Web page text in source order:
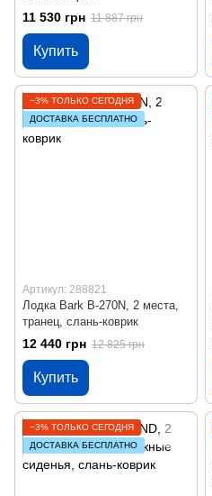
11 530 грн 11 887 грн
Купить
−3% ТОЛЬКО СЕГОДНЯ
ДОСТАВКА БЕСПЛАТНО
Артикул: 288821
Лодка Bark B-270N, 2 места,
транец, слань-коврик
12 440 грн 12 825 грн
Купить
−3% ТОЛЬКО СЕГОДНЯ
ДОСТАВКА БЕСПЛАТНО